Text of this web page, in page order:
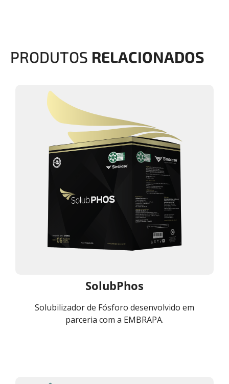
PRODUTOS RELACIONADOS
SolubPhos
Solubilizador de Fósforo desenvolvido em
parceria com a EMBRAPA.